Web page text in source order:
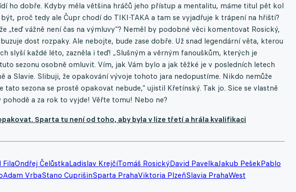
ho dobře. Kdyby měla většina hráčů jeho přístup a mentalitu, máme titul pět kol
proč tedy ale Čupr chodí do TIKI-TAKA a tam se vyjadřuje k trápení na hřišti?
„teď vážně není čas na výmluvy“? Neměl by podobné věci komentovat Rosický,
dost rozpaky. Ale nebojte, bude zase dobře. Už snad legendární věta, kterou
slyší každé léto, zazněla i teď! „Slušným a věrným fanouškům, kterých je
sezonu osobně omluvit. Vím, jak Vám bylo a jak těžké je v posledních letech
a Slavie. Slibuji, že opakování vývoje tohoto jara nedopustíme. Nikdo nemůže
tato sezona se prostě opakovat nebude,“ ujistil Křetínský. Tak jo. Sice se vlastně
pohodě a za rok to vyjde! Věřte tomu! Nebo ne?
Sparta tu není od toho, aby byla v lize třetí a hrála kvalifikaci
FilaOndřej ČelůstkaLadislav KrejčíTomáš RosickýDavid PavelkaJakub PešekPablo
Adam VrbaStano CuprišinSparta PrahaViktoria PlzeňSlavia PrahaWest